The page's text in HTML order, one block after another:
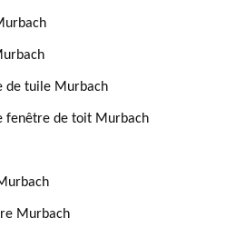
de tuile Murbach
fenêtre de toit Murbach
Murbach